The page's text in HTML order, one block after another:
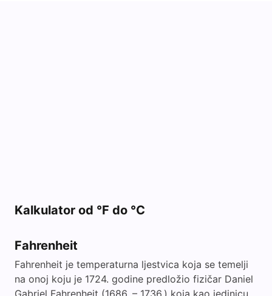
Kalkulator od °F do °C
Fahrenheit
Fahrenheit je temperaturna ljestvica koja se temelji
na onoj koju je 1724. godine predložio fizičar Daniel